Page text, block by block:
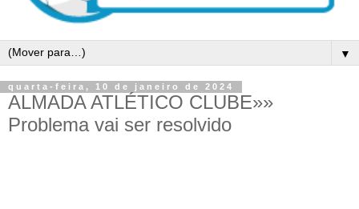
▼
quarta-feira, 10 de janeiro de 2024
ALMADA ATLÉTICO CLUBE»»
Problema vai ser resolvido